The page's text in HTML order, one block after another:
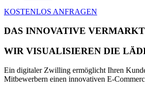
KOSTENLOS ANFRAGEN
DAS INNOVATIVE
WIR VISUALISIEREN DIE
Ein digitaler Zwilling ermöglicht Ihren
Mitbewerbern einen innovativen E-